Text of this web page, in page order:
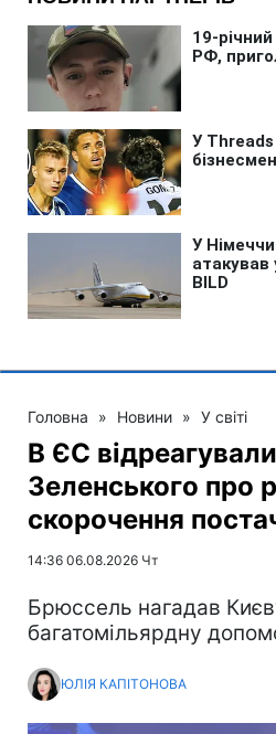
Головна » Новини » У світі
В ЄС
Зеленського про
скорочення
14:36 06.08.2026 Чт
Брюссель нагадав
багатомільярдну
ЮЛІЯ КАПІТОНОВА